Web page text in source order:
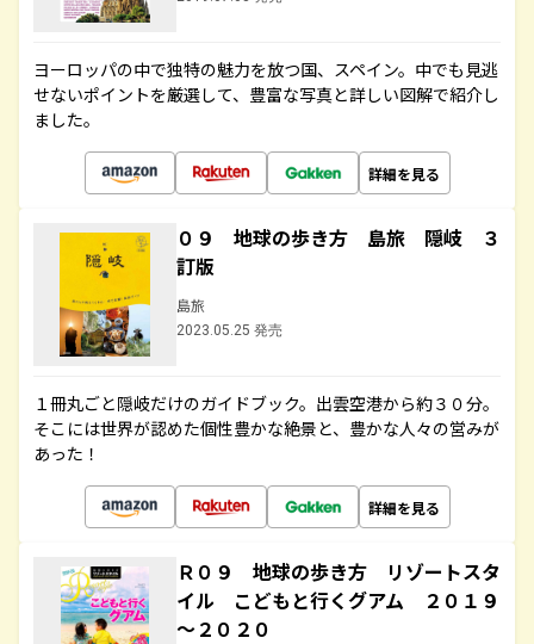
ヨーロッパの中で独特の魅力を放つ国、スペイン。中でも見逃
せないポイントを厳選して、豊富な写真と詳しい図解で紹介し
ました。
詳細を見る
０９ 地球の歩き方 島旅 隠岐 ３
訂版
島旅
2023.05.25 発売
１冊丸ごと隠岐だけのガイドブック。出雲空港から約３０分。
そこには世界が認めた個性豊かな絶景と、豊かな人々の営みが
あった！
詳細を見る
Ｒ０９ 地球の歩き方 リゾートスタ
イル こどもと行くグアム ２０１９
～２０２０